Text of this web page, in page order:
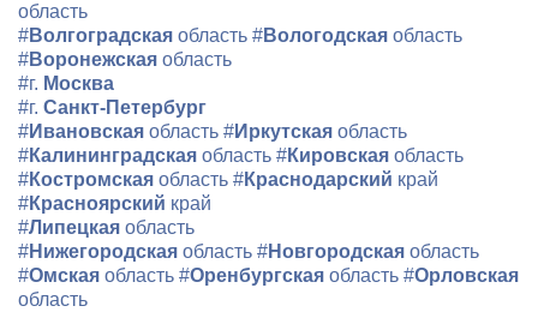
область
#Волгоградская область #Вологодская область
#Воронежская область
#г. Москва
#г. Санкт-Петербург
#Ивановская область #Иркутская область
#Калининградская область #Кировская область
#Костромская область #Краснодарский край
#Красноярский край
#Липецкая область
#Нижегородская область #Новгородская область
#Омская область #Оренбургская область #Орловская
область